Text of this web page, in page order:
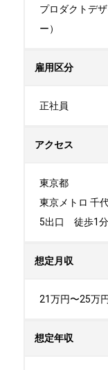
プロダクトデ
ー）
雇用区分
正社員
アクセス
東京都
東京メトロ 千
5出口　徒歩1分
想定月収
21万円〜25万円
想定年収